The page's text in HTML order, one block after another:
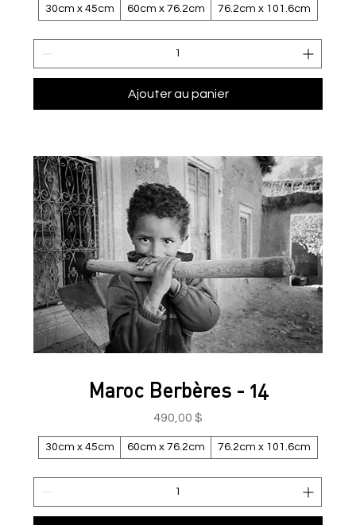
30cm x 45cm 60cm x 76.2cm 76.2cm x 101.6cm
Ajouter au panier
Maroc Berbères - 14
Prix
490,00 $
30cm x 45cm 60cm x 76.2cm 76.2cm x 101.6cm